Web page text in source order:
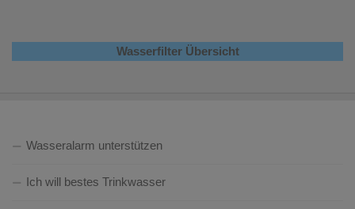
Wasserfilter Übersicht
Wasseralarm unterstützen
Ich will bestes Trinkwasser